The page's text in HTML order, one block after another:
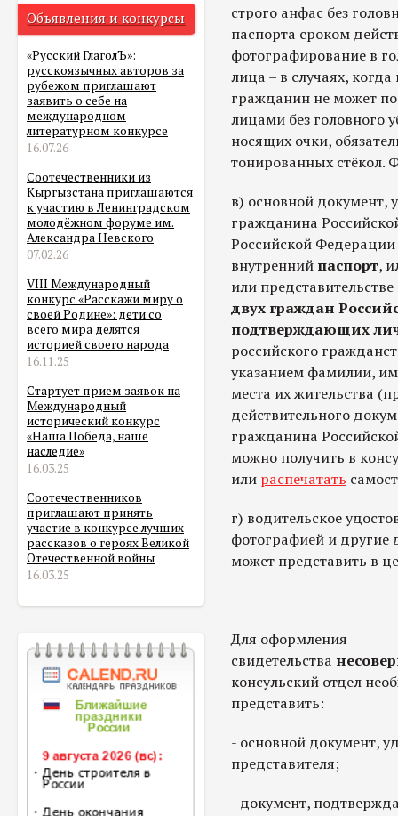
Объявления и конкурсы
«Русский ГлаголЪ»:
русскоязычных авторов за
рубежом приглашают
заявить о себе на
международном
литературном конкурсе
16.07.26
Соотечественники из
Кыргызстана приглашаются
к участию в Ленинградском
молодёжном форуме им.
Александра Невского
07.02.26
VIII Международный
конкурс «Расскажи миру о
своей Родине»: дети со
всего мира делятся
историей своего народа
16.11.25
Стартует прием заявок на
Международный
исторический конкурс
«Наша Победа, наше
наследие»
16.03.25
Соотечественников
приглашают принять
участие в конкурсе лучших
рассказов о героях Великой
Отечественной войны
16.03.25
строго анфас без
паспорта сроком
фотографирование в
лица – в случаях,
гражданин не может
лицами без головного
носящих очки,
тонированных стёкол.
в) основной документ,
гражданина
Российской
внутренний паспорт,
или
двух граждан
подтверждающих
российского
указанием фамилии,
места их жительства
действительного
гражданина
можно получить в
или распечатать
г) водительское
фотографией и другие
может представить в
Для оформления
свидетельства
консульский отдел
представить:
- основной документ,
представителя;
- документ,